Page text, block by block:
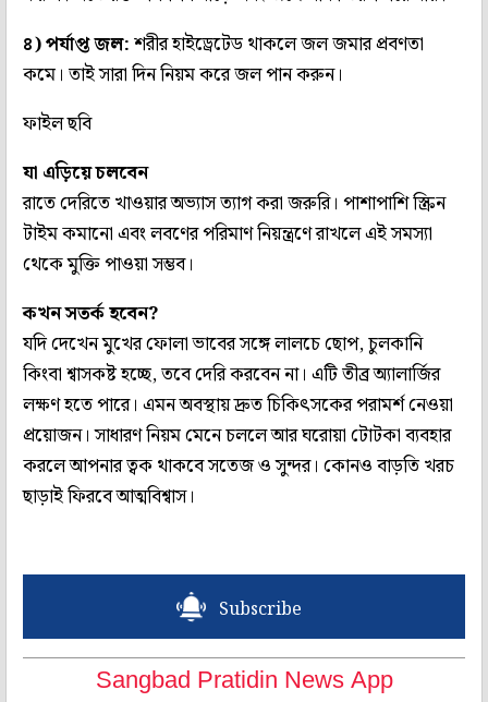
৪) পর্যাপ্ত জল:শরীর হাইড্রেটেড থাকলে জল জমার প্রবণতা
কমে। তাই সারা দিন নিয়ম করে জল পান করুন।
ফাইল ছবি
যা এড়িয়ে চলবেন
রাতে দেরিতে খাওয়ার অভ্যাস ত্যাগ করা জরুরি। পাশাপাশি স্ক্রিন
টাইম কমানো এবং লবণের পরিমাণ নিয়ন্ত্রণে রাখলে এই সমস্যা
থেকে মুক্তি পাওয়া সম্ভব।
কখন সতর্ক হবেন?
যদি দেখেন মুখের ফোলা ভাবের সঙ্গে লালচে ছোপ, চুলকানি
কিংবা শ্বাসকষ্ট হচ্ছে, তবে দেরি করবেন না। এটি তীব্র অ্যালার্জির
লক্ষণ হতে পারে। এমন অবস্থায় দ্রুত চিকিৎসকের পরামর্শ নেওয়া
প্রয়োজন। সাধারণ নিয়ম মেনে চললে আর ঘরোয়া টোটকা ব্যবহার
করলে আপনার ত্বক থাকবে সতেজ ও সুন্দর। কোনও বাড়তি খরচ
ছাড়াই ফিরবে আত্মবিশ্বাস।
Subscribe
Sangbad Pratidin News App